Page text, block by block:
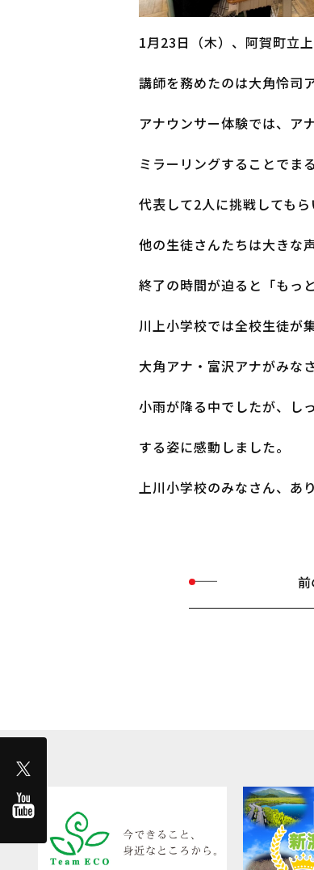
1月23日（木）、阿賀町立
講師を務めたのは大角怜司
アナウンサー体験では、ア
ミラーリングすることでま
代表して2人に挑戦しても
他の生徒さんたちは大きな
終了の時間が迫ると「もっ
川上小学校では全校生徒が
大角アナ・富沢アナがみな
小雨が降る中でしたが、し
する姿に感動しました。
上川小学校のみなさん、あ
前